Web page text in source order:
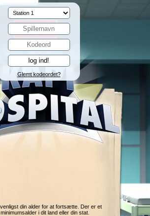
Glemt kodeordet?
din alder for at fortsætte. Der er et
i dit land eller din stat.